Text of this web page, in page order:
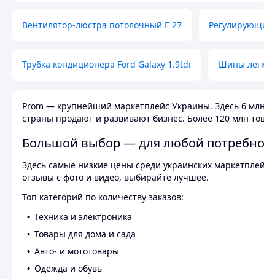
Вентилятор-люстра потолочный E 27
Трубка кондиционера Ford Galaxy 1.9tdi Шины
Prom — крупнейший маркетплейс Украины. Здесь 6
страны продают и развивают бизнес. Более 120 млн
Большой выбор — для любой
Здесь самые низкие цены среди украинских
отзывы с фото и видео, выбирайте лучшее.
Топ категорий по количеству заказов:
Техника и электроника
Товары для дома и сада
Авто- и мототовары
Одежда и обувь